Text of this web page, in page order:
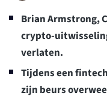
Brian Armstrong,
crypto-
verlaten.
Tijdens een
zijn beurs